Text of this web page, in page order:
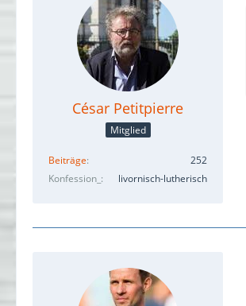
César Petitpierre
Mitglied
Beiträge
252
Konfession_
livornisch-lutherisch